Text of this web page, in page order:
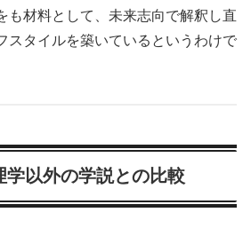
も材料として、未来志向で解釈し直
スタイルを築いているというわけで
学以外の学説との比較